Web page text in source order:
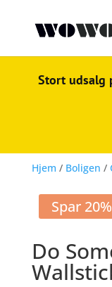
Stort udsalg
Hjem / Boligen /
Spar 20%
Do